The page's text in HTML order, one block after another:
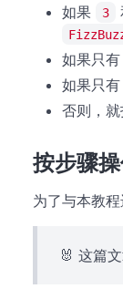
如果
3
如果只有
如果只有
否则，就
按步骤
为了与本教
🐰 这篇